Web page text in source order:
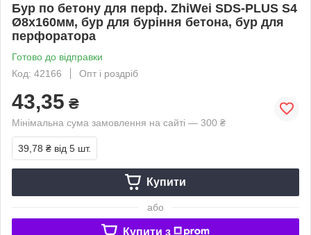
Бур по бетону для перф. ZhiWei SDS-PLUS S4
Ø8х160мм, бур для буріння бетона, бур для
перфоратора
Готово до відправки
Код: 42166
Опт і роздріб
43,35 ₴
Мінімальна сума замовлення на сайті — 300 ₴
39,78 ₴ від 5 шт.
Купити
або
Купити з